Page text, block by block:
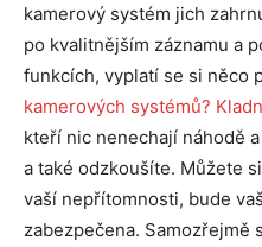
kamerový systém jich
po kvalitnějším záznamu a
funkcích, vyplatí se si něco
kamerových systémů?
kteří nic nenechají náhodě
a také odzkoušíte. Můžete
vaší nepřítomnosti, bude
zabezpečena. Samozřejmě